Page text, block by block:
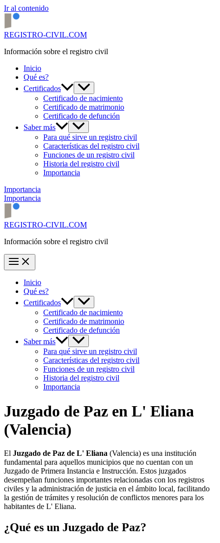
Ir al contenido
REGISTRO-CIVIL.COM
Información sobre el registro civil
Inicio
Qué es?
Certificados
Certificado de nacimiento
Certificado de matrimonio
Certificado de defunción
Saber más
Para qué sirve un registro civil
Características del registro civil
Funciones de un registro civil
Historia del registro civil
Importancia
Importancia
Importancia
REGISTRO-CIVIL.COM
Información sobre el registro civil
Inicio
Qué es?
Certificados
Certificado de nacimiento
Certificado de matrimonio
Certificado de defunción
Saber más
Para qué sirve un registro civil
Características del registro civil
Funciones de un registro civil
Historia del registro civil
Importancia
Juzgado de Paz en L' Eliana
(Valencia)
El Juzgado de Paz de L' Eliana (Valencia) es una institución
fundamental para aquellos municipios que no cuentan con un
Juzgado de Primera Instancia e Instrucción. Estos juzgados
desempeñan funciones importantes relacionadas con los registros
civiles y la administración de justicia en el ámbito local, facilitando
la gestión de trámites y resolución de conflictos menores para los
habitantes de L' Eliana.
¿Qué es un Juzgado de Paz?